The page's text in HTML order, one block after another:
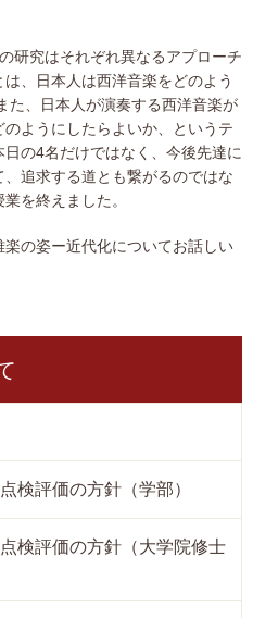
研究はそれぞれ異なるアプローチ
、日本人は西洋音楽をどのよう
た、日本人が演奏する西洋音楽が
ようにしたらよいか、というテ
の4名だけではなく、今後先達に
追求する道とも繋がるのではな
を終えました。
の姿ー近代化についてお話しい
検評価の方針（学部）
検評価の方針（大学院修士